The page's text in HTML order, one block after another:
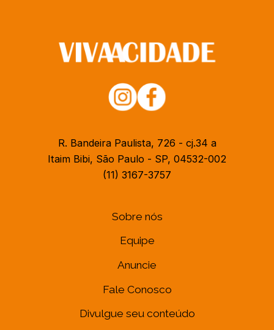
R. Bandeira Paulista, 726 - cj.34 a
Itaim Bibi, São Paulo - SP, 04532-002
(11) 3167-3757
Sobre nós
Equipe
Anuncie
Fale Conosco
Divulgue seu conteúdo